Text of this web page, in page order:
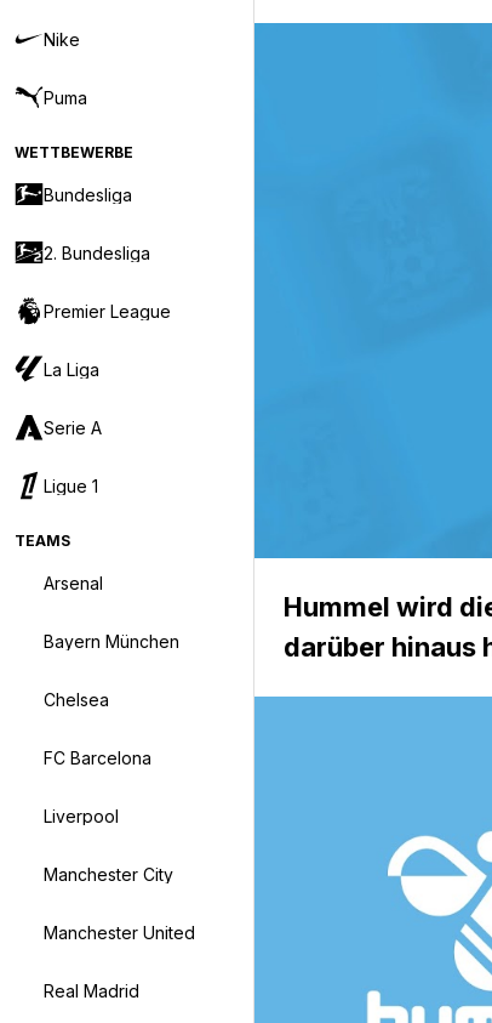
Nike
Puma
WETTBEWERBE
Bundesliga
2. Bundesliga
Premier League
La Liga
Serie A
Ligue 1
TEAMS
Arsenal
Bayern München
Chelsea
FC Barcelona
Liverpool
Manchester City
Manchester United
Real Madrid
Hummel wird
darüber hinaus